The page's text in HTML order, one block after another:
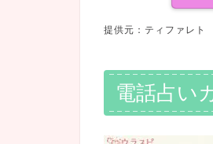
提供元：ティファレト
電話占い